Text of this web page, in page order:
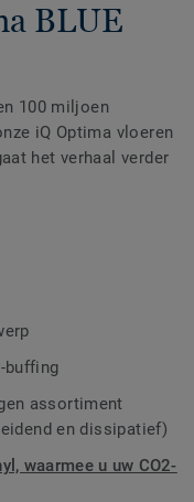
BLUE
100 miljoen
iQ Optima vloeren
het verhaal verder
en
met
dat nu
iQ dry-buffing
die de
duurzaamheid
buffing
assortiment
en dissipatief)
waarmee u uw CO2-